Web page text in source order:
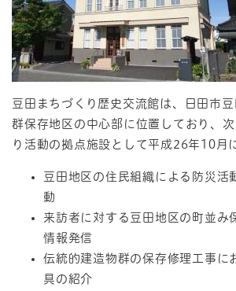
豆田まちづくり歴史交流館は、日田市
群保存地区の中心部に位置しており、次
り活動の拠点施設として平成26年10月
豆田地区の住民組織による防災活
動
来訪者に対する豆田地区の町並み
情報発信
伝統的建造物群の保存修理工事に
具の紹介